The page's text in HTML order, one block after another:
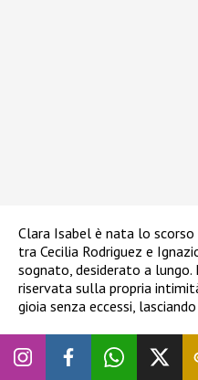
Clara Isabel è nata lo
tra Cecilia Rodriguez e
sognato, desiderato a
riservata sulla propria
gioia senza eccessi,
Questi scatti non sono solo
gravidanza, ma un vero e